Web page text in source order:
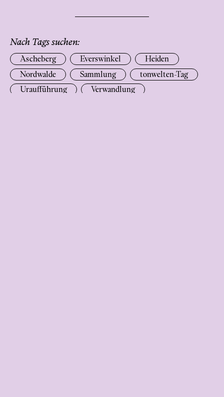
Nach Tags suchen:
Ascheberg Everswinkel
Heiden
Nordwalde
Sammlung
tonwelten-Tag
Uraufführung
Verwandlung